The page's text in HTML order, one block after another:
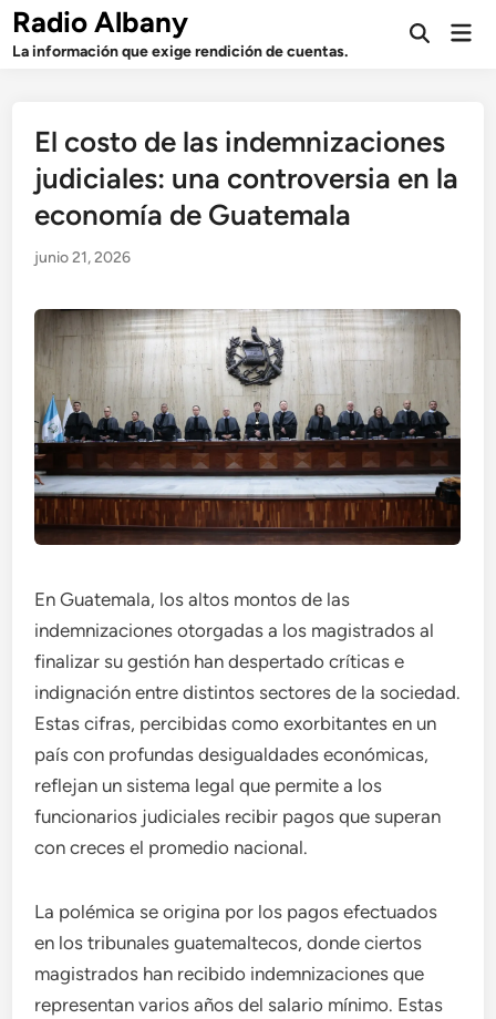
Saltar
contenido
Radio Albany
La información que exige rendición de cuentas.
Abrir
El costo de las indemnizaciones
judiciales: una controversia en la
economía de Guatemala
junio 21, 2026
En Guatemala, los altos montos de las
indemnizaciones otorgadas a los magistrados al
finalizar su gestión han despertado críticas e
indignación entre distintos sectores de la sociedad.
Estas cifras, percibidas como exorbitantes en un
país con profundas desigualdades económicas,
reflejan un sistema legal que permite a los
funcionarios judiciales recibir pagos que superan
con creces el promedio nacional.
La polémica se origina por los pagos efectuados
en los tribunales guatemaltecos, donde ciertos
magistrados han recibido indemnizaciones que
representan varios años del salario mínimo. Estas